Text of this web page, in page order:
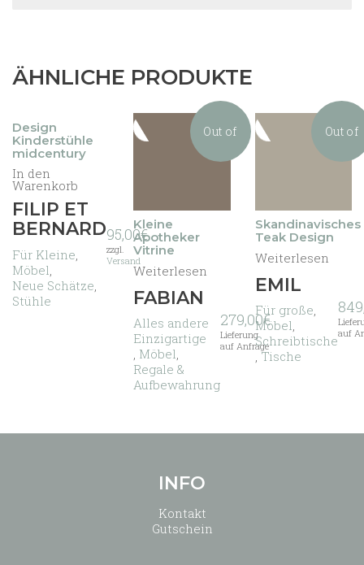
ÄHNLICHE PRODUKTE
Design
Kinderstühle
midcentury
In den
Warenkorb
FILIP ET
BERNARD
Für Kleine
Möbel
Neue Schätze
Stühle
95,00€
zzgl.
Versand
Out of
Kleine
Apotheker
Vitrine
Weiterlesen
FABIAN
Alles andere
Einzigartige
, Möbel,
Regale &
Aufbewahrung
279,00€
Lieferung
auf Anfrage
Out of
Skandinavisches
Teak Design
Weiterlesen
EMIL
Für große,
Möbel,
Schreibtische
, Tische
auf
INFO
Kontakt
Gutschein